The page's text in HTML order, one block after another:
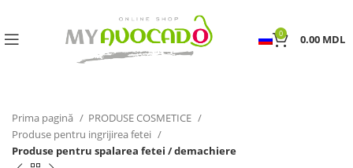
0 0.00 MDL
Prima pagină
PRODUSE COSMETICE
Produse pentru ingrijirea fetei
Produse pentru spalarea fetei / demachiere